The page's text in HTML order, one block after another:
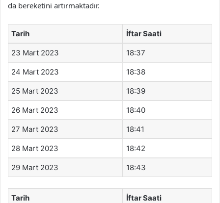
da bereketini artırmaktadır.
Tarih İftar Saati
23 Mart 2023 18:37
24 Mart 2023 18:38
25 Mart 2023 18:39
26 Mart 2023 18:40
27 Mart 2023 18:41
28 Mart 2023 18:42
29 Mart 2023 18:43
Tarih İftar Saati